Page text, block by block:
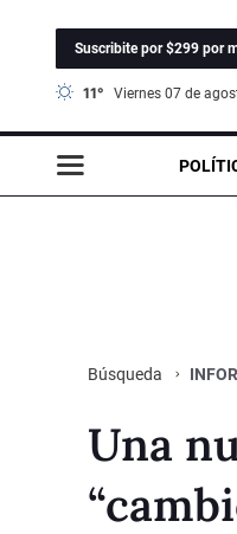
Suscribite por $299 por
11° viernes 07 de
Búsqueda
Una